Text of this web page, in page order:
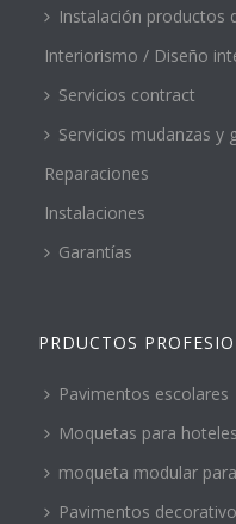
Instalación productos
Interiorismo / Diseño
Servicios contract
Servicios mudanzas y
Reparaciones
Instalaciones
Garantías
PRDUCTOS
Pavimentos escolares
Moquetas para hoteles
moqueta modular
Pavimentos